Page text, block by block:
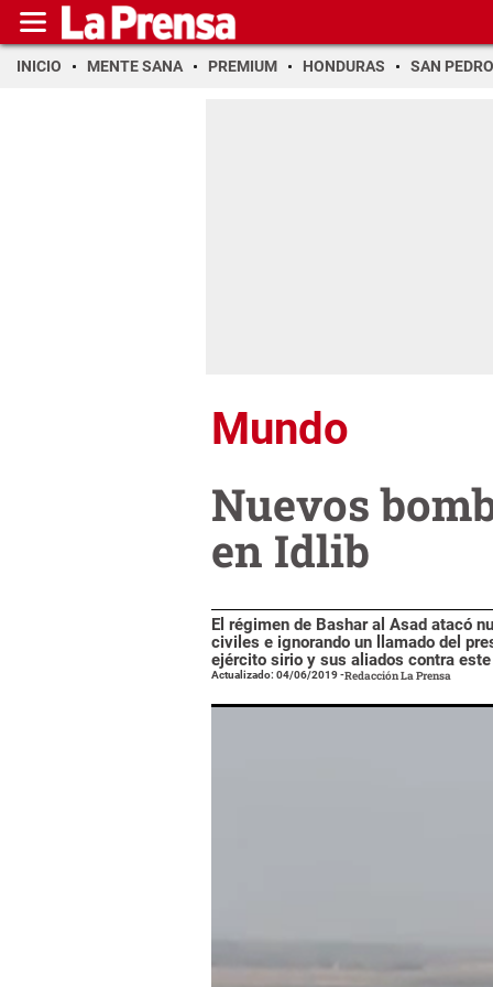
INICIO MENTE SANA PREMIUM HONDURAS SAN PEDRO
Mundo
Nuevos
en Idlib
El régimen de Bashar al Asad atacó
civiles e ignorando un llamado del
ejército sirio y sus aliados contra
Actualizado: 04/06/2019-Redacción La Prensa